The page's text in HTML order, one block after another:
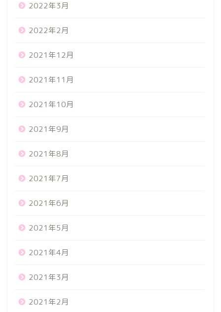
2022年3月
2022年2月
2021年12月
2021年11月
2021年10月
2021年9月
2021年8月
2021年7月
2021年6月
2021年5月
2021年4月
2021年3月
2021年2月